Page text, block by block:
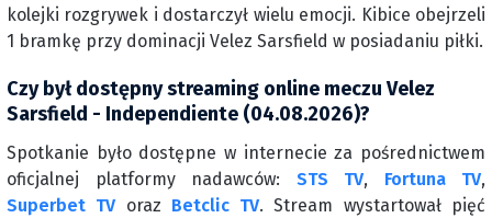
kolejki rozgrywek i dostarczył wielu emocji. Kibice obejrzeli
1 bramkę przy dominacji Velez Sarsfield w posiadaniu piłki.
Czy był dostępny streaming online meczu Velez
Sarsfield - Independiente (04.08.2026)?
Spotkanie było dostępne w internecie za pośrednictwem
oficjalnej platformy nadawców: STS TV, Fortuna TV,
Superbet TV oraz Betclic TV. Stream wystartował pięć